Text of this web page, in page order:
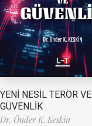
YENİ NESİL TERÖR VE
GÜVENLİK
Dr. Önder K. Keskin